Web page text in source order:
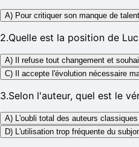
A) Pour critiquer son manque de
2.Quelle est la position de
A) Il refuse tout changement et
C) Il accepte l'évolution nécessaire
3.Selon l'auteur, quel est le
A) L'oubli total des auteurs
D) L'utilisation trop fréquente du